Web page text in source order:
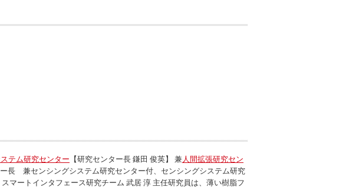
テム研究センター 【研究センター長 鎌田 俊英】 兼 人間拡張研究セン
長 兼センシングシステム研究センター付、センシングシステム研究
マートインタフェース研究チーム 武居 淳 主任研究員は、薄い樹脂フ